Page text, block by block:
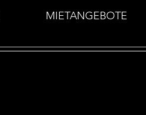
MIETANGEBOTE